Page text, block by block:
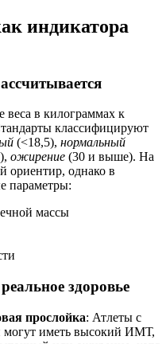
индикатора
в килограммах к
классифицируют
(<18,5), нормальный
ожирение (30 и выше). На
ориентир, однако в
параметры:
массы
здоровье
прослойка: Атлеты с
могут иметь высокий ИМТ,